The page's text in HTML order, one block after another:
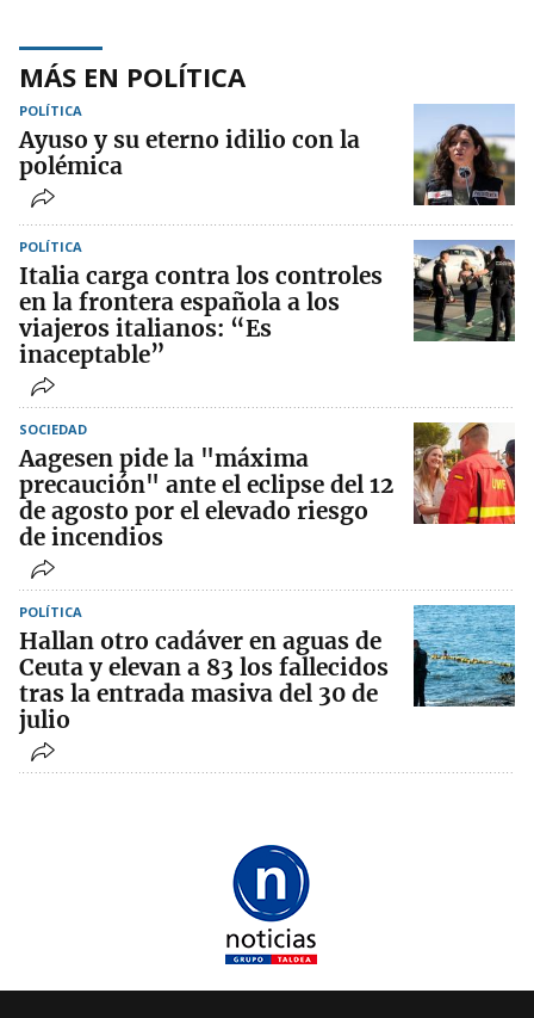
MÁS EN POLÍTICA
POLÍTICA
Ayuso y su eterno idilio con la
polémica
POLÍTICA
Italia carga contra los controles
en la frontera española a los
viajeros italianos: “Es
inaceptable”
SOCIEDAD
Aagesen pide la "máxima
precaución" ante el eclipse del 12
de agosto por el elevado riesgo
de incendios
POLÍTICA
Hallan otro cadáver en aguas de
Ceuta y elevan a 83 los fallecidos
tras la entrada masiva del 30 de
julio